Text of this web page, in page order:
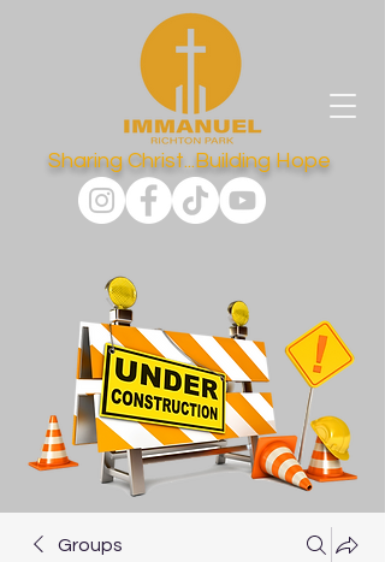
Sharing Christ...Building Hope
Groups